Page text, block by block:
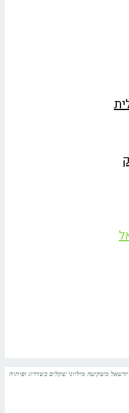
משקיעה מיליוני שקלים בשדרוג ופיתוח